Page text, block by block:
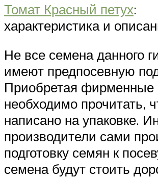
Томат Красный петух:
характеристика и
Не все семена данного
имеют предпосевную
Приобретая фирменные
необходимо прочитать,
написано на упаковке.
производители сами
подготовку семян к
семена будут стоить